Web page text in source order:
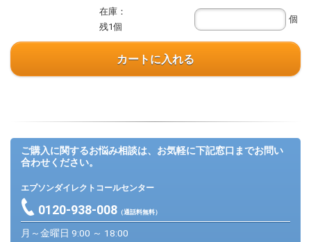
在庫：
残1個
個
カートに入れる
ご購入に関するお悩み相談は、お気軽に下記窓口までお問い
合わせください。
エプソンダイレクトコールセンター
0120-938-008（通話料無料）
月～金曜日 9:00 ～ 18:00